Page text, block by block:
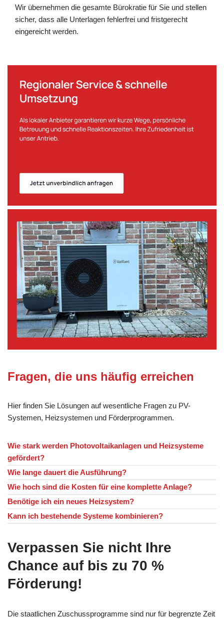
Wir übernehmen die gesamte Bürokratie für Sie und stellen
sicher, dass alle Unterlagen fehlerfrei und fristgerecht
eingereicht werden.
Fragen, die uns häufig erreichen
Hier finden Sie Lösungen auf wesentliche Fragen zu PV-
Systemen, Heizsystemen und Förderprogrammen.
Wie stark werden Photovoltaikanlagen und Heizsysteme
gefördert?
Wie lange dauert die Ausführung?
Wie hoch sind die Kosten für eine komplette Anlage?
Benötige ich ein neues Heizsystem?
Kann ich bestehende Systeme kombinieren?
Verpassen Sie nicht Ihre
Chance auf bis zu 70 %
Förderung!
Die staatlichen Zuschussprogramme sind nur für begrenzte Zeit